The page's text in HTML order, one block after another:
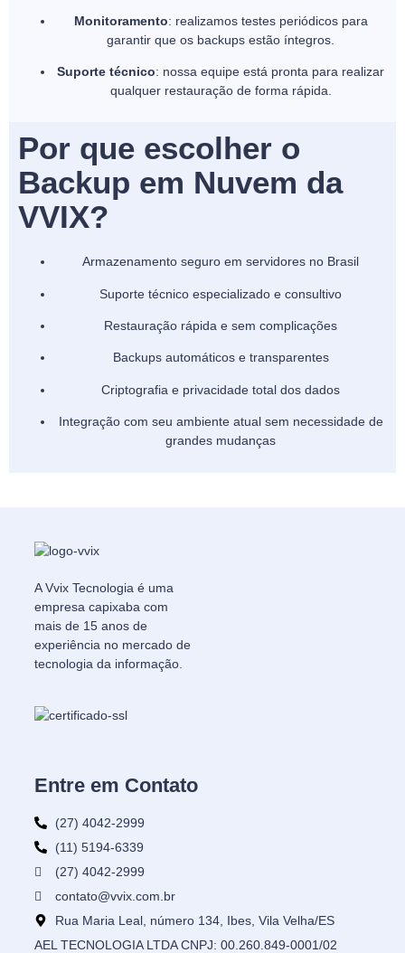
Monitoramento: realizamos testes periódicos para
garantir que os backups estão íntegros.
Suporte técnico: nossa equipe está pronta para realizar
qualquer restauração de forma rápida.
Por que escolher o
Backup em Nuvem da
VVIX?
Armazenamento seguro em servidores no Brasil
Suporte técnico especializado e consultivo
Restauração rápida e sem complicações
Backups automáticos e transparentes
Criptografia e privacidade total dos dados
Integração com seu ambiente atual sem necessidade de
grandes mudanças
A Vvix Tecnologia é uma
empresa capixaba com
mais de 15 anos de
experiência no mercado de
tecnologia da informação.
Entre em Contato
(27) 4042-2999
(11) 5194-6339
(27) 4042-2999
contato@vvix.com.br
Rua Maria Leal, número 134, Ibes, Vila Velha/ES
AEL TECNOLOGIA LTDA CNPJ: 00.260.849-0001/02